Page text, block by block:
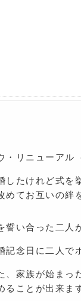
・リニューアル
したけれど式を
めてお互いの絆
誓い合った二人
記念日に二人で
、家族が始まっ
ることが出来ま